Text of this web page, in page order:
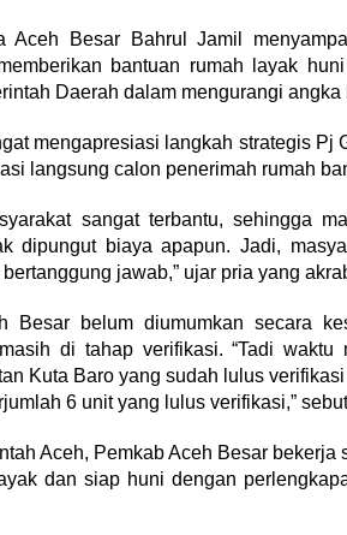
Aceh Besar Bahrul Jamil
bantuan rumah layak
Daerah dalam mengurangi angka
mengapresiasi langkah strategis Pj
langsung calon penerimah rumah
sangat terbantu, sehingga
dipungut biaya apapun. Jadi,
jawab,” ujar pria yang
Besar belum diumumkan secara
di tahap verifikasi. “Tadi waktu
Kuta Baro yang sudah lulus
6 unit yang lulus verifikasi,”
Aceh, Pemkab Aceh Besar bekerja
dan siap huni dengan